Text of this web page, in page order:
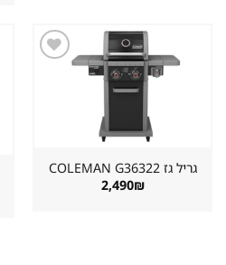
גריל גז ⁦COLEMAN G36322⁩
2,490₪